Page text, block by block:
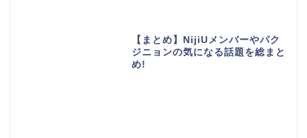
【まとめ】NijiUメンバーやパク
ジニョンの気になる話題を総まと
め!